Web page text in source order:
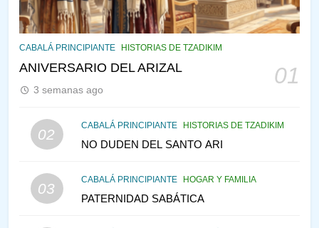
CABALÁ PRINCIPIANTE HISTORIAS DE TZADIKIM
ANIVERSARIO DEL ARIZAL 01
3 semanas ago
02
CABALÁ PRINCIPIANTE HISTORIAS DE TZADIKIM
NO DUDEN DEL SANTO ARI
03
CABALÁ PRINCIPIANTE HOGAR Y FAMILIA
PATERNIDAD SABÁTICA
PENSAMIENTO JUDÍO PIRKEI AVOT
LA RECONSTRUCCIÓN DEL
TEMPLO Y LA ALEGRÍA EN
147
IEHOSHÚA? Y LA QUEJA DE
LAS MUJERES
PENSAMIENTO JUDÍO